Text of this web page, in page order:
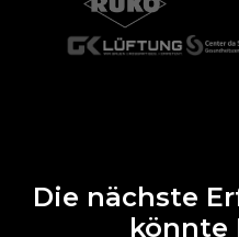
Die nächste
könnte